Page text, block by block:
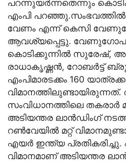
പറന്നുയർന്നതെന്നും
എംപി
വേണം എന്ന് കെസി
ആവശ്യപ്പെട്ടു.
കൊടിക്കുന്നില്‍ സുരേഷ്,
രാധാകൃഷ്ണന്‍, റോബര്‍ട്ട്
എംപിമാരടക്കം 160
സംവിധാനത്തിലെ തകരാര്‍
അടിയന്തര ലാന്‍ഡിംഗ്
റണ്‍വേയില്‍ മറ്റ്
എയര്‍ ഇന്ത്യ
വിമാനമാണ് അടിയന്തര